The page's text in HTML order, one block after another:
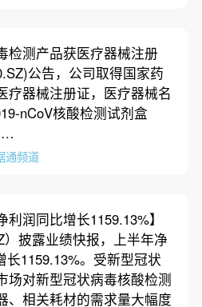
检测产品获医疗器械注册
公告，公司取得国家药
疗器械注册证，医疗器械名
nCoV核酸检测试剂盒
通频道
利润同比增长1159.13%】
）披露业绩快报，上半年净
1159.13%。受新型冠状
场对新型冠状病毒核酸检测
、相关耗材的需求量大幅度